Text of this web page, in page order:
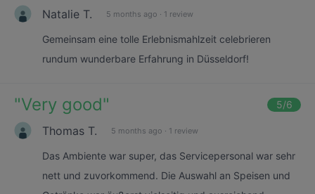
Natalie T. 5 months ago · 1 review
Gemeinsam eine tolle Erlebnismahlzeit celebrieren
rundum wunderbare Erfahrung in Düsseldorf!
"Very good" 5/6
Thomas T. 5 months ago · 1 review
Das Ambiente war super, das Servicepersonal war sehr
nett und zuvorkommend. Die Auswahl an Speisen und